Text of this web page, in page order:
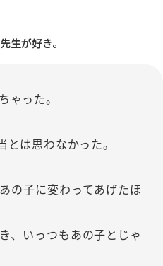
生が好き。
ゃった。
とは思わなかった。
の子に変わってあげたほ
、いっつもあの子とじゃ